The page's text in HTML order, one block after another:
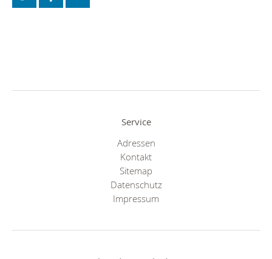
Service
Adressen
Kontakt
Sitemap
Datenschutz
Impressum